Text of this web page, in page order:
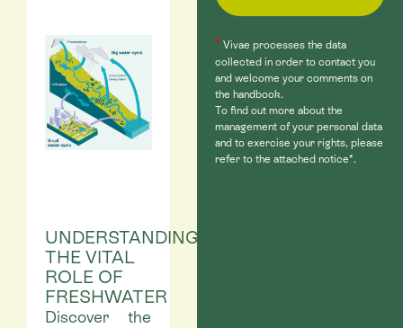
UNDERSTANDING
THE VITAL
ROLE OF
FRESHWATER
Discover the
* Vivae processes the data
collected in order to contact you
and welcome your comments on
the handbook.
To find out more about the
management of your personal data
and to exercise your rights, please
refer to the attached notice*.